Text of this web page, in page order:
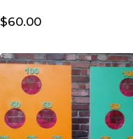
$60.00